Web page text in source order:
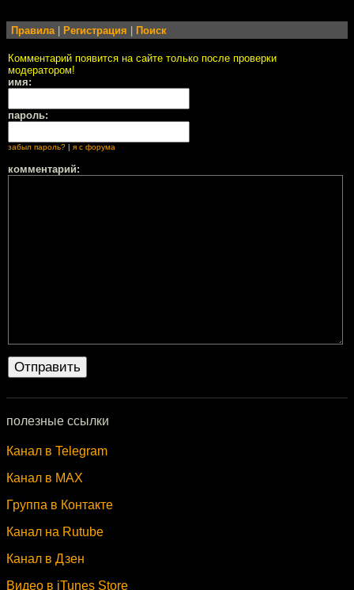
Правила| Регистрация Поиск
Комментарий появится на сайте только после проверки
модератором!
имя:
пароль:
забыл пароль? я с форума
комментарий:
полезные ссылки
Канал в Telegram
Канал в MAX
Группа в Контакте
Канал на Rutube
Канал в Дзен
Видео в iTunes Store